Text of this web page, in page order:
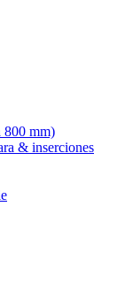
800 mm)
& inserciones